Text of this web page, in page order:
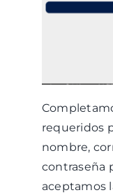
requeridos
nombre,
contraseña
aceptamos